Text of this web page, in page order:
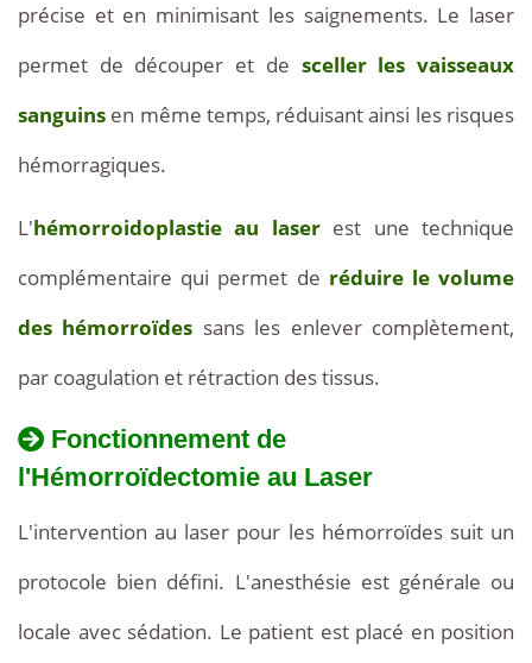
précise et en minimisant les saignements. Le laser
permet de découper et de sceller les vaisseaux
sanguins en même temps, réduisant ainsi les risques
hémorragiques.
L'hémorroidoplastie au laserest une technique
complémentaire qui permet de réduire le volume
des hémorroïdes sans les enlever complètement,
par coagulation et rétraction des tissus.
Fonctionnement de
l'Hémorroïdectomie au Laser
L'intervention au laser pour les hémorroïdes suit un
protocole bien défini. L'anesthésie est générale ou
locale avec sédation. Le patient est placé en position